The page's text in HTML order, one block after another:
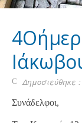
Δημοσιεύθηκε
Συνάδελφοι,